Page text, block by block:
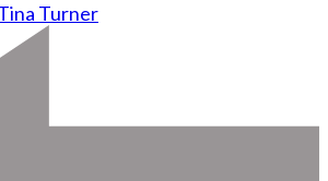
Turner